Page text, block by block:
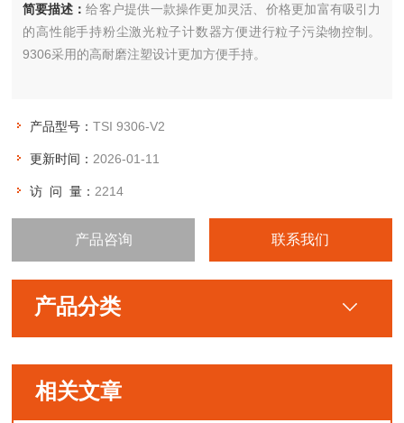
简要描述：给客户提供一款操作更加灵活、价格更加富有吸引力
的高性能手持粉尘激光粒子计数器方便进行粒子污染物控制。
9306采用的高耐磨注塑设计更加方便手持。
产品型号：TSI 9306-V2
更新时间： 2026-01-11
访 问 量： 2214
产品咨询 联系我们
产品分类
相关文章